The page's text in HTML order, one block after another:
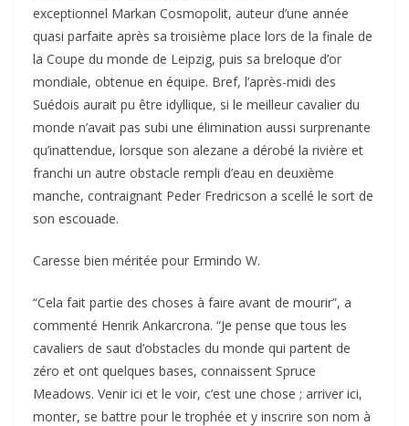
exceptionnel Markan Cosmopolit, auteur d’une année
quasi parfaite après sa troisième place lors de la finale de
la Coupe du monde de Leipzig, puis sa breloque d’or
mondiale, obtenue en équipe. Bref, l’après-midi des
Suédois aurait pu être idyllique, si le meilleur cavalier du
monde n’avait pas subi une élimination aussi surprenante
qu’inattendue, lorsque son alezane a dérobé la rivière et
franchi un autre obstacle rempli d’eau en deuxième
manche, contraignant Peder Fredricson a scellé le sort de
son escouade.
Caresse bien méritée pour Ermindo W.
“Cela fait partie des choses à faire avant de mourir”, a
commenté Henrik Ankarcrona. “Je pense que tous les
cavaliers de saut d’obstacles du monde qui partent de
zéro et ont quelques bases, connaissent Spruce
Meadows. Venir ici et le voir, c’est une chose ; arriver ici,
monter, se battre pour le trophée et y inscrire son nom à